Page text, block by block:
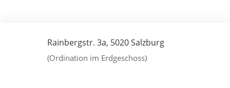
Rainbergstr. 3a, 5020 Salzburg
(Ordination im Erdgeschoss)